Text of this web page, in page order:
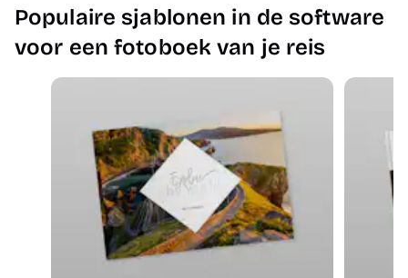
Populaire sjablonen in de software
voor een fotoboek van je reis